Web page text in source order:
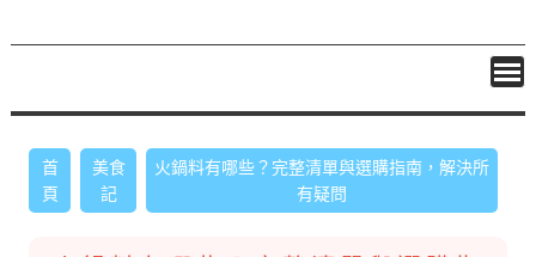
首
頁
美食
記
火鍋料有哪些？完整清單與選購指南，解決所
有疑問